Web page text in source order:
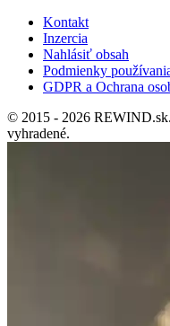
Kontakt
Inzercia
Nahlásiť obsah
Podmienky
GDPR a Ochrana
© 2015 - 2026
vyhradené.